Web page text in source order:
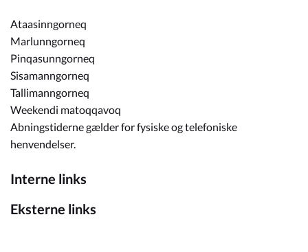
Ataasinngorneq
Marlunngorneq
Pinqasunngorneq
Sisamanngorneq
Tallimanngorneq
Weekendi matoqqavoq
Abningstiderne gælder for fysiske og telefoniske
henvendelser.
Interne links
Eksterne links